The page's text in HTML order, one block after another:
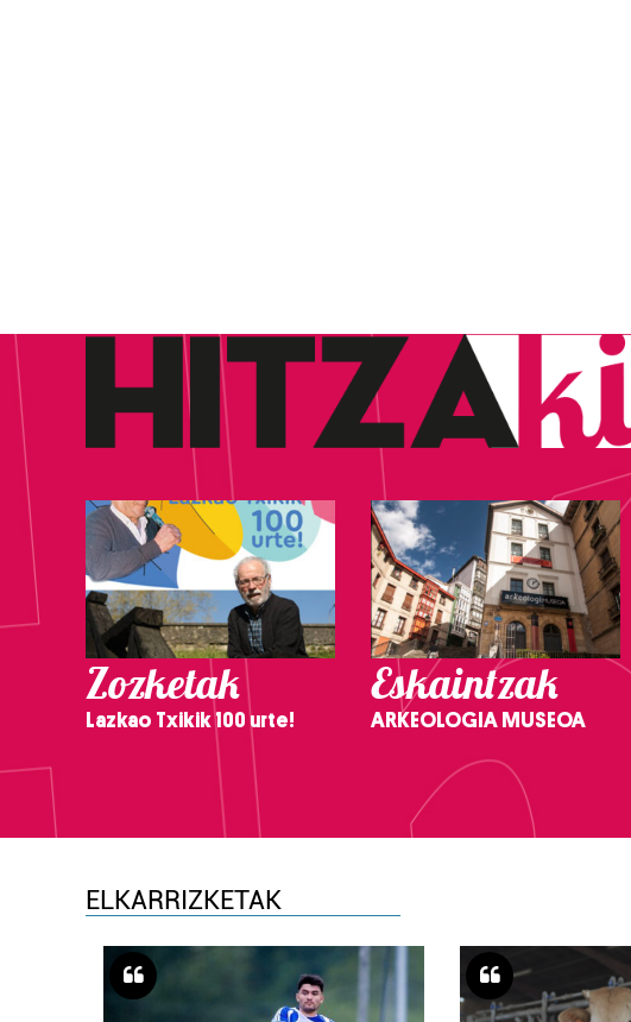
Zozketak
Lazkao Txikik 100 urte!
Eskaintzak
ARKEOLOGIA MUSEOA
ELKARRIZKETAK